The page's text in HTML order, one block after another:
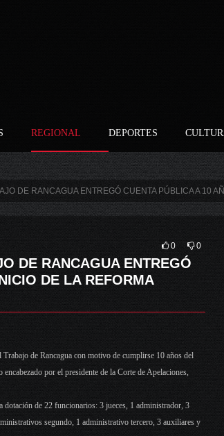
REGIONAL DEPORTES
DE RANCAGUA ENTREGÓ CUENTA PÚBLICA A 10
0 0
DE RANCAGUA ENTREGÓ
DE LA REFORMA
de Rancagua con motivo de cumplirse 10 años del
por el presidente de la Corte de Apelaciones,
de 22 funcionarios: 3 jueces, 1 administrador, 3
segundo, 1 administrativo tercero, 3 auxiliares y